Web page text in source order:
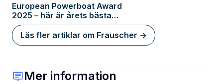
European Powerboat Award
2025 – här är årets bästa
motorbåtar!
Läs fler artiklar om Frauscher ->
Mer information